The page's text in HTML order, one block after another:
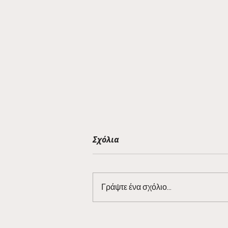
Barman Tales 7/3
Σχόλια
Γράψτε ένα σχόλιο...